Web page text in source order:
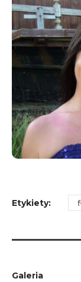
CARPATHIA FESTIVAL
FESTIWAL
WYDARZENIA
PŁYTY CD
MULTIMEDIA
GALERIA
WARSZTATY
ZGŁOŚ UDZIAŁ
KONTAKT
Etykiety:
Galeria